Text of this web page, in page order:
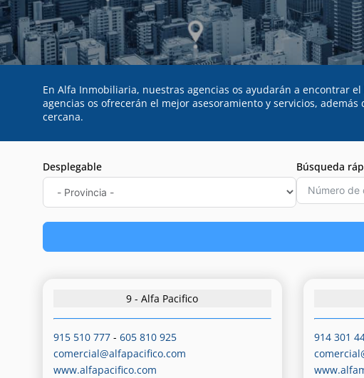
En Alfa Inmobiliaria, nuestras agencias os ayudarán a encontrar
agencias os ofrecerán el mejor asesoramiento y servicios,
cercana.
Desplegable Búsqueda
9 - Alfa Pacifico
915 510 777- 605 810 925
comercial@alfapacifico.com
www.alfapacifico.com
914 301